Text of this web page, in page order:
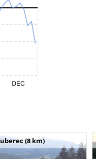
(8 km)